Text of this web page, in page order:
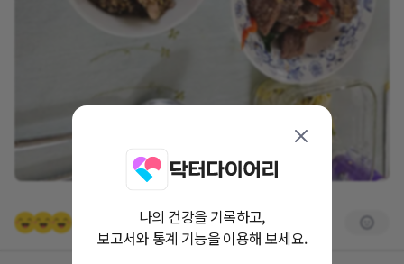
나의 건강을 기록하고,
보고서와 통계 기능을 이용해 보세요.